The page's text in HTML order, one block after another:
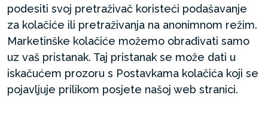
podesiti svoj pretraživač koristeći podašavanje
za kolačiće ili pretraživanja na anonimnom režim.
Marketinške kolačiće možemo obrađivati samo
uz vaš pristanak. Taj pristanak se može dati u
iskačućem prozoru s Postavkama kolačića koji se
pojavljuje prilikom posjete našoj web stranici.